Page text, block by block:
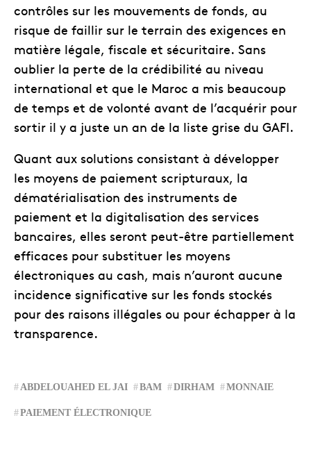
contrôles sur les mouvements de fonds, au
risque de faillir sur le terrain des exigences en
matière légale, fiscale et sécuritaire. Sans
oublier la perte de la crédibilité au niveau
international et que le Maroc a mis beaucoup
de temps et de volonté avant de l’acquérir pour
sortir il y a juste un an de la liste grise du GAFI.
Quant aux solutions consistant à développer
les moyens de paiement scripturaux, la
dématérialisation des instruments de
paiement et la digitalisation des services
bancaires, elles seront peut-être partiellement
efficaces pour substituer les moyens
électroniques au cash, mais n’auront aucune
incidence significative sur les fonds stockés
pour des raisons illégales ou pour échapper à la
transparence.
ABDELOUAHED EL JAI BAM DIRHAM MONNAIE
PAIEMENT ÉLECTRONIQUE